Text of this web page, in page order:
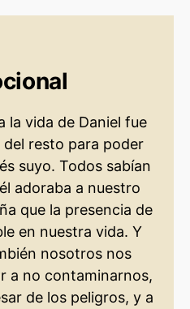
la vida de Daniel fue
del resto para poder
suyo. Todos sabían
adoraba a nuestro
que la presencia de
en nuestra vida. Y
nosotros nos
a no contaminarnos,
de los peligros, y a